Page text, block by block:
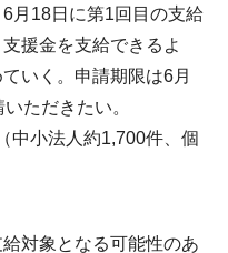
月18日に第1回目の支給
援金を支給できるよ
いく。申請期限は6月
ただきたい。
中小法人約1,700件、個
対象となる可能性のあ